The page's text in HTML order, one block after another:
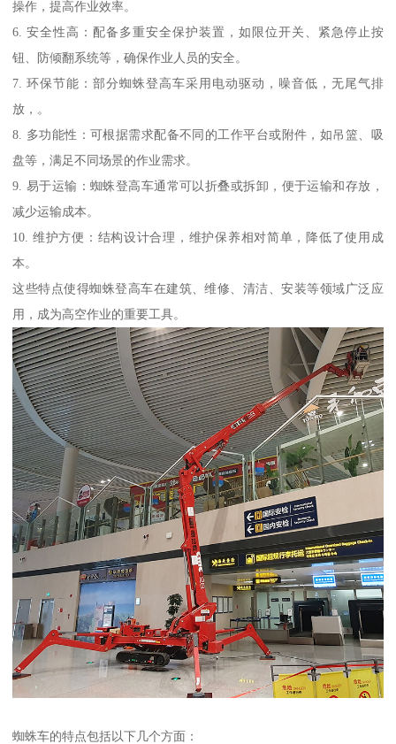
操作，提高作业效率。
6. 安全性高：配备多重安全保护装置，如限位开关、紧急停止按
钮、防倾翻系统等，确保作业人员的安全。
7. 环保节能：部分蜘蛛登高车采用电动驱动，噪音低，无尾气排
放，。
8. 多功能性：可根据需求配备不同的工作平台或附件，如吊篮、吸
盘等，满足不同场景的作业需求。
9. 易于运输：蜘蛛登高车通常可以折叠或拆卸，便于运输和存放，
减少运输成本。
10. 维护方便：结构设计合理，维护保养相对简单，降低了使用成
本。
这些特点使得蜘蛛登高车在建筑、维修、清洁、安装等领域广泛应
用，成为高空作业的重要工具。
蜘蛛车的特点包括以下几个方面：